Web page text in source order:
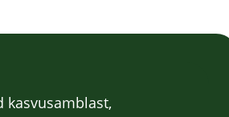
kasvusamblast,